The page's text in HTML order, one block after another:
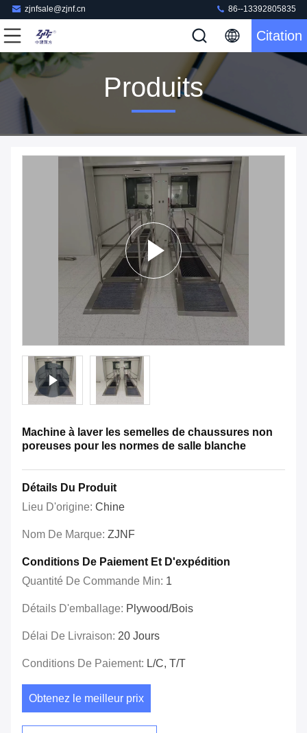
zjnfsale@zjnf.cn 86--13392805835
Citation
Produits
Machine à laver les semelles de chaussures non
poreuses pour les normes de salle blanche
Détails Du Produit
Lieu D'origine: Chine
Nom De Marque: ZJNF
Conditions De Paiement Et D'expédition
Quantité De Commande Min: 1
Détails D'emballage: Plywood/bois
Délai De Livraison: 20 Jours
Conditions De Paiement: L/C, T/T
Obtenez le meilleur prix